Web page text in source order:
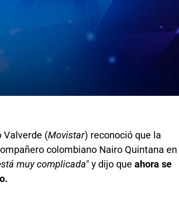
Valverde (Movistar) reconoció que la
colombiano Nairo Quintana en
muy complicada" y dijo que ahora se